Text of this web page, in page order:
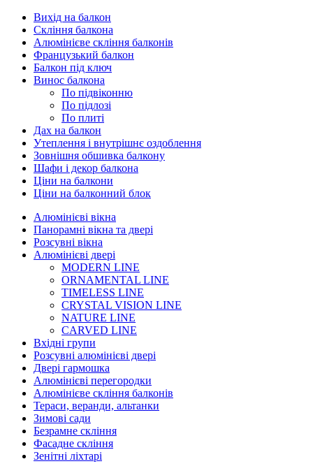
Вихід на балкон
Скління балкона
Алюмінієве скління балконів
Французький балкон
Балкон під ключ
Винос балкона
По підвіконню
По підлозі
По плиті
Дах на балкон
Утеплення і внутрішнє оздоблення
Зовнішня обшивка балкону
Шафи і декор балкона
Ціни на балкони
Ціни на балконний блок
Алюмінієві вікна
Панорамні вікна та двері
Розсувні вікна
Алюмінієві двері
MODERN LINE
ORNAMENTAL LINE
TIMELESS LINE
CRYSTAL VISION LINE
NATURE LINE
CARVED LINE
Вхідні групи
Розсувні алюмінієві двері
Двері гармошка
Алюмінієві перегородки
Алюмінієве скління балконів
Тераси, веранди, альтанки
Зимові сади
Безрамне скління
Фасадне скління
Зенітні ліхтарі